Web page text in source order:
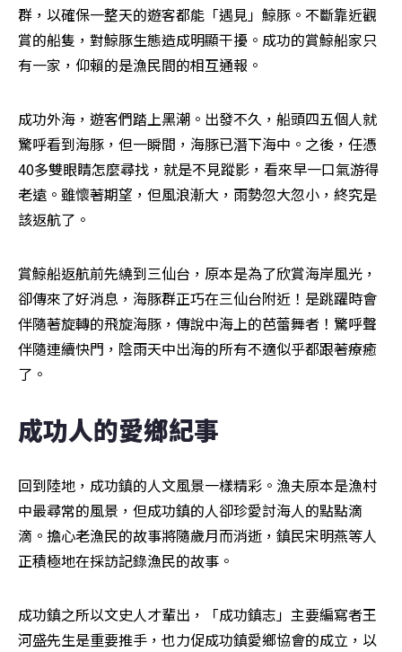
群，以確保一整天的遊客都能「遇見」鯨豚。不斷靠近觀
賞的船隻，對鯨豚生態造成明顯干擾。成功的賞鯨船家只
有一家，仰賴的是漁民間的相互通報。
成功外海，遊客們踏上黑潮。出發不久，船頭四五個人就
驚呼看到海豚，但一瞬間，海豚已潛下海中。之後，任憑
40多雙眼睛怎麼尋找，就是不見蹤影，看來早一口氣游得
老遠。雖懷著期望，但風浪漸大，雨勢忽大忽小，終究是
該返航了。
賞鯨船返航前先繞到三仙台，原本是為了欣賞海岸風光，
卻傳來了好消息，海豚群正巧在三仙台附近！是跳躍時會
伴隨著旋轉的飛旋海豚，傳說中海上的芭蕾舞者！驚呼聲
伴隨連續快門，陰雨天中出海的所有不適似乎都跟著療癒
了。
成功人的愛鄉紀事
回到陸地，成功鎮的人文風景一樣精彩。漁夫原本是漁村
中最尋常的風景，但成功鎮的人卻珍愛討海人的點點滴
滴。擔心老漁民的故事將隨歲月而消逝，鎮民宋明燕等人
正積極地在採訪記錄漁民的故事。
成功鎮之所以文史人才輩出，「成功鎮志」主要編寫者王
河盛先生是重要推手，也力促成功鎮愛鄉協會的成立，以